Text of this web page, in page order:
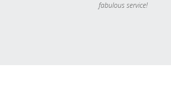
fabulous service!